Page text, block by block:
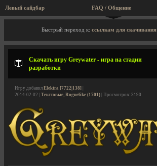
Левый сайдбар FAQ / Общение
Описание игры, скриншоты, видео
Быстрый переход к: ссылкам для скачивания
Скачать игру Greywater - игра на стадии
разработки
Игру добавил Elektra [7722|138]
2014-02-02 | Текстовые, Roguelike (1701) | Просмотров: 3190